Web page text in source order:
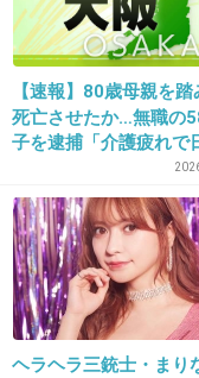
3件の返信
2026/07/07(火) 22:36:06
なんとかショックっ
1件の返信
【速報】80歳母親を
死亡させたか…無職の
子を逮捕「介護疲れで
に暴行」肋骨８本折れ
多数の痕 大阪・岬町
ヘラヘラ三銃士・まり